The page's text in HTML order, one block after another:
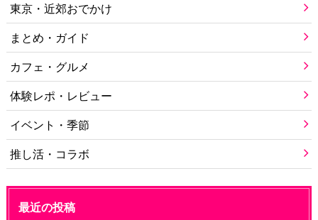
東京・近郊おでかけ
まとめ・ガイド
カフェ・グルメ
体験レポ・レビュー
イベント・季節
推し活・コラボ
最近の投稿